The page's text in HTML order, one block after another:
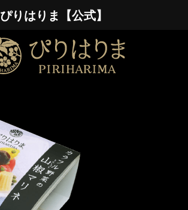
ぴりはりま【公式】